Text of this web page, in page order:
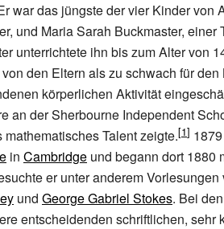
war das jüngste der vier Kinder von
und Maria Sarah Buckmaster,
unterrichtete ihn bis zum Alter von
den Eltern als zu schwach für
körperlichen Aktivität
an der Sherbourne Independent
Talent zeigte.
in Cambridge und begann dort 1880
er unter anderem Vorlesungen
und George Gabriel Stokes. Bei
entscheidenden schriftlichen, sehr